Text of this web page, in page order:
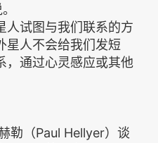
人试图与我们联系的方
星人不会给我们发短
，通过心灵感应或其他
勒（Paul Hellyer）谈